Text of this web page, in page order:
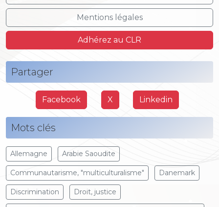
Mentions légales
Adhérez au CLR
Partager
Facebook X Linkedin
Mots clés
Allemagne Arabie Saoudite
Communautarisme, "multiculturalisme" Danemark
Discrimination Droit, justice